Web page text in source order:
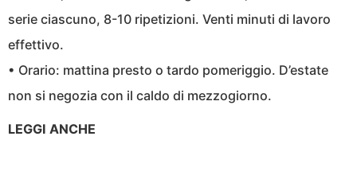
serie ciascuno, 8-10 ripetizioni. Venti minuti di lavoro
effettivo.
• Orario: mattina presto o tardo pomeriggio. D’estate
non si negozia con il caldo di mezzogiorno.
LEGGI ANCHE